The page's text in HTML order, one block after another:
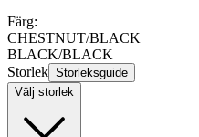
Färg:
CHESTNUT/BLACK
BLACK/BLACK
Storlek Storleksguide
Välj storlek